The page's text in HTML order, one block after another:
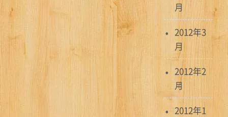
月
2012年3
月
2012年2
月
2012年1